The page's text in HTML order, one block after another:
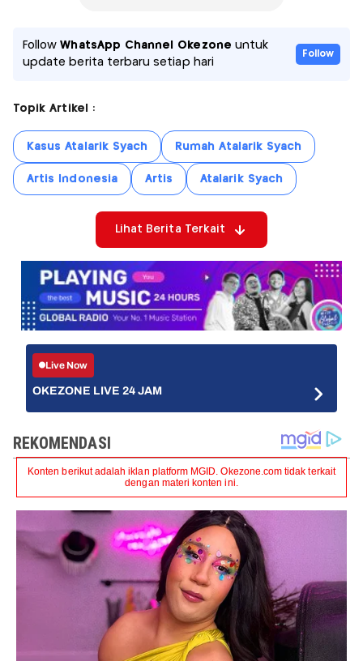
FollowWhatsApp Channel Okezone untuk
update berita terbaru setiap hari
Follow
Topik Artikel :
Kasus Atalarik Syach Rumah Atalarik Syach
Artis Indonesia Artis Atalarik Syach
Lihat Berita Terkait
Live Now
OKEZONE LIVE 24 JAM